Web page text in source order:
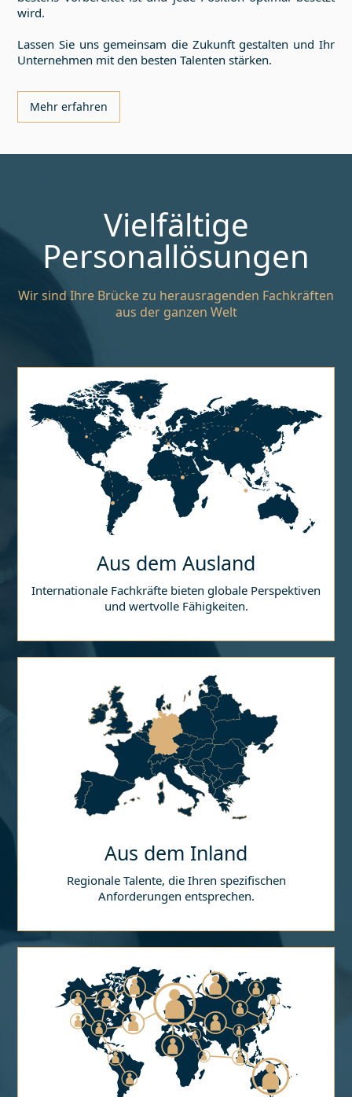
wird.
Lassen Sie uns gemeinsam die Zukunft gestalten und Ihr
Unternehmen mit den besten Talenten stärken.
Mehr erfahren
Vielfältige
Personallösungen
Wir sind Ihre Brücke zu herausragenden Fachkräften
aus der ganzen Welt
Aus dem Ausland
Internationale Fachkräfte bieten globale Perspektiven
und wertvolle Fähigkeiten.
Aus dem Inland
Regionale Talente, die Ihren spezifischen
Anforderungen entsprechen.